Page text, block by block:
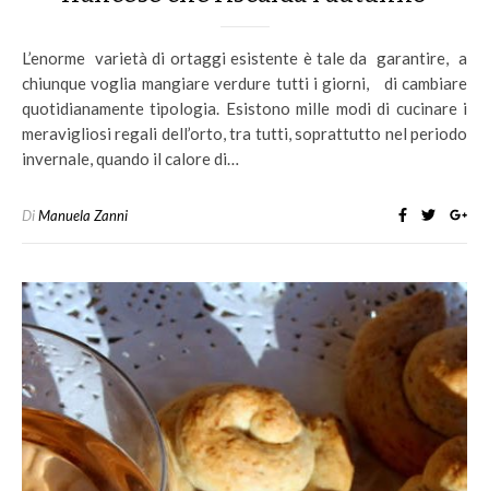
L’enorme varietà di ortaggi esistente è tale da garantire, a
chiunque voglia mangiare verdure tutti i giorni, di cambiare
quotidianamente tipologia. Esistono mille modi di cucinare i
meravigliosi regali dell’orto, tra tutti, soprattutto nel periodo
invernale, quando il calore di…
DiManuela Zanni